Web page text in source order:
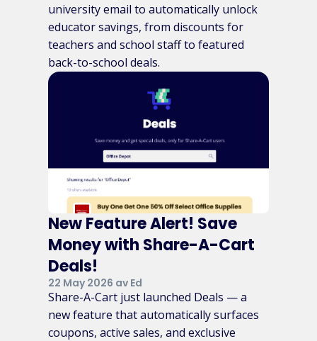
university email to automatically unlock
educator savings, from discounts for
teachers and school staff to featured
back-to-school deals.
New Feature Alert! Save
Money with Share-A-Cart
Deals!
22 May 2026 av Ed
Share-A-Cart just launched Deals — a
new feature that automatically surfaces
coupons, active sales, and exclusive